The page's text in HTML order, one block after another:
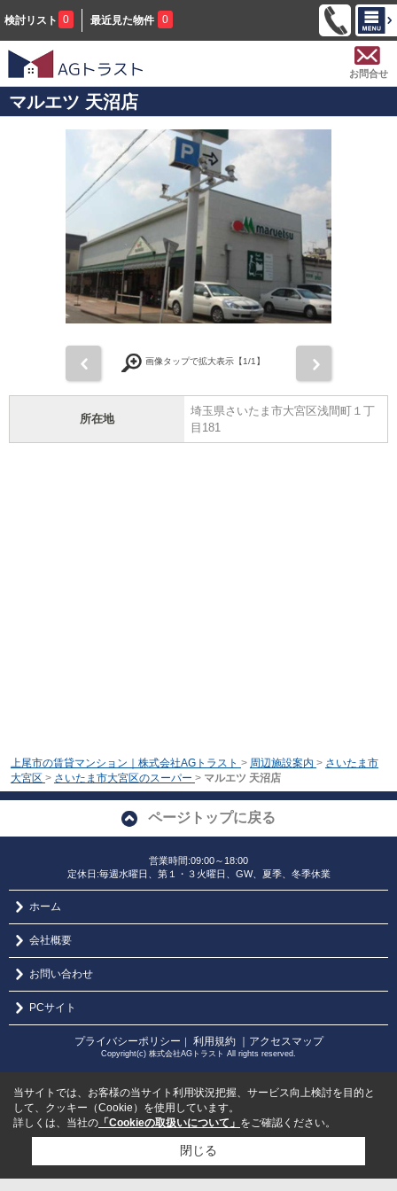
検討リスト 0 最近見た物件 0
お問合せ
マルエツ 天沼店
画像タップで拡大表示【1/1】
所在地
埼玉県さいたま市大宮区浅間町１丁
目181
上尾市の賃貸マンション｜株式会社AGトラスト > 周辺施設案内 > さいたま市
大宮区 > さいたま市大宮区のスーパー > マルエツ 天沼店
ページトップに戻る
営業時間:09:00～18:00
定休日:毎週水曜日、第１・３火曜日、GW、夏季、冬季休業
ホーム
会社概要
お問い合わせ
PCサイト
プライバシーポリシー ｜ 利用規約 ｜アクセスマップ
Copyright(c) 株式会社AGトラスト All rights reserved.
当サイトでは、お客様の当サイト利用状況把握、サービス向上検討を目的と
して、クッキー（Cookie）を使用しています。
詳しくは、当社の 「Cookieの取扱いについて」 をご確認ください。
閉じる